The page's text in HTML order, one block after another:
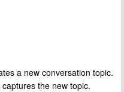
a new conversation topic.
the new topic.